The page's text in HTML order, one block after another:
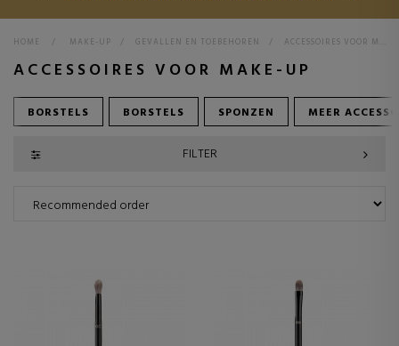
HOME > MAKE-UP > GEVALLEN EN TOEBEHOREN > ACCESSOIRES VOOR MAKE-UP
ACCESSOIRES VOOR MAKE-UP
BORSTELS BORSTELS SPONZEN MEER
FILTER